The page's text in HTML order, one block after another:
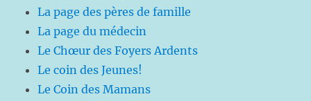
La page des pères de famille
La page du médecin
Le Chœur des Foyers Ardents
Le coin des Jeunes!
Le Coin des Mamans